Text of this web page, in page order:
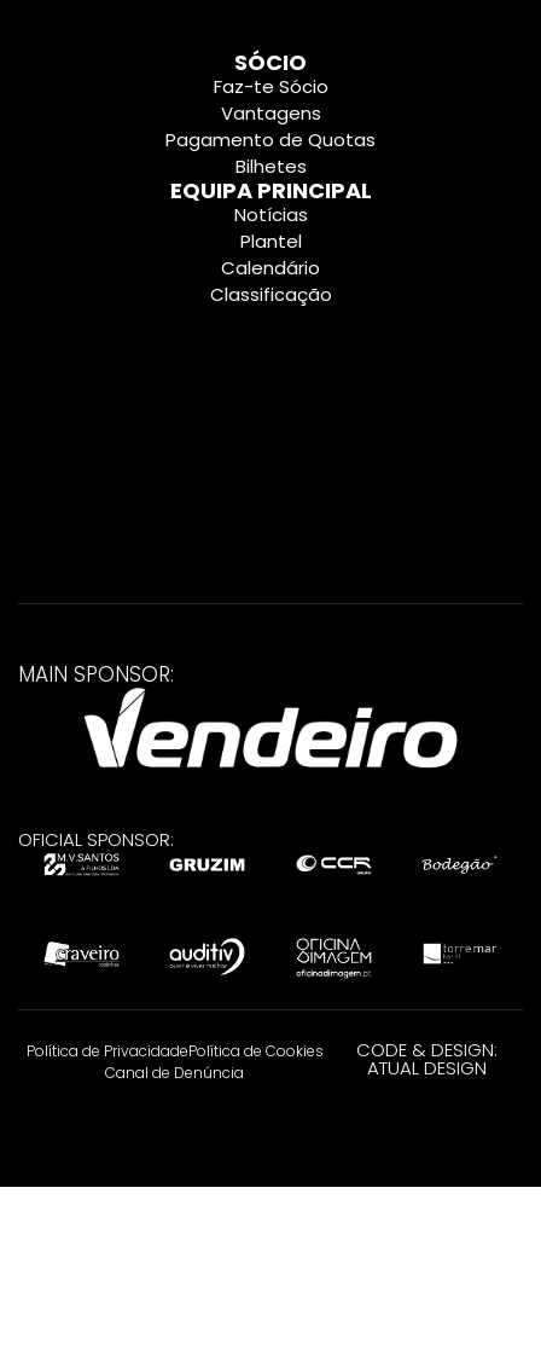
SÓCIO
Faz-te Sócio
Vantagens
Pagamento de Quotas
Bilhetes
EQUIPA PRINCIPAL
Notícias
Plantel
Calendário
Classificação
MAIN SPONSOR:
OFICIAL SPONSOR:
Política de PrivacidadePolítica de Cookies
Canal de Denúncia
CODE & DESIGN:
ATUAL DESIGN